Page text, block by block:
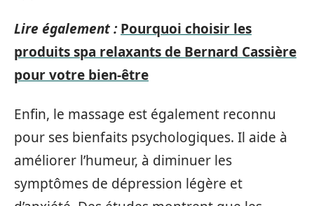
Lire également : Pourquoi choisir les
produits spa relaxants de Bernard Cassière
pour votre bien-être
Enfin, le massage est également reconnu
pour ses bienfaits psychologiques. Il aide à
améliorer l’humeur, à diminuer les
symptômes de dépression légère et